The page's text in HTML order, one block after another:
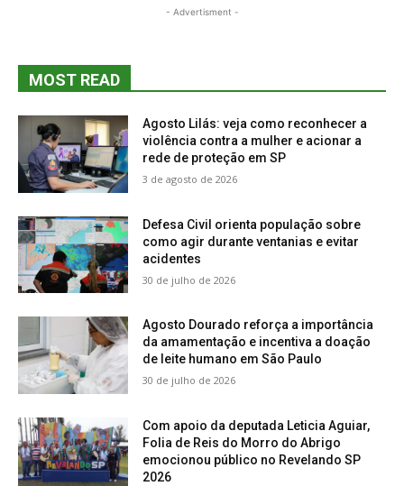
- Advertisment -
MOST READ
Agosto Lilás: veja como reconhecer a
violência contra a mulher e acionar a
rede de proteção em SP
3 de agosto de 2026
Defesa Civil orienta população sobre
como agir durante ventanias e evitar
acidentes
30 de julho de 2026
Agosto Dourado reforça a importância
da amamentação e incentiva a doação
de leite humano em São Paulo
30 de julho de 2026
Com apoio da deputada Leticia Aguiar,
Folia de Reis do Morro do Abrigo
emocionou público no Revelando SP
2026